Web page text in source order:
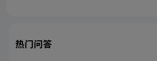
热门问答